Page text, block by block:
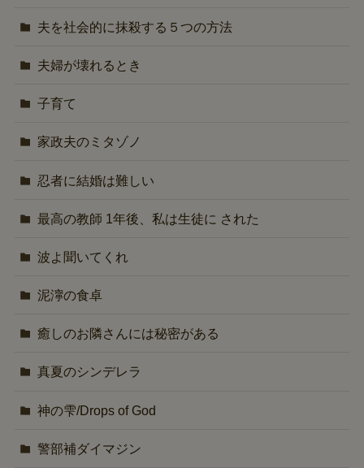
夫を社会的に抹殺する５つの方法
夫婦が壊れるとき
子育て
家政夫のミタゾノ
忍者に結婚は難しい
最高の教師 1年後、私は生徒に された
波よ聞いてくれ
泥濘の食卓
癒しのお隣さんには秘密がある
真夏のシンデレラ
神の雫/Drops of God
警部補ダイマジン